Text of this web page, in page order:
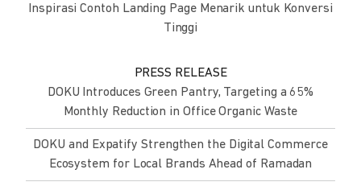
Inspirasi Contoh Landing Page Menarik untuk Konversi
Tinggi
PRESS RELEASE
DOKU Introduces Green Pantry, Targeting a 65%
Monthly Reduction in Office Organic Waste
DOKU and Expatify Strengthen the Digital Commerce
Ecosystem for Local Brands Ahead of Ramadan